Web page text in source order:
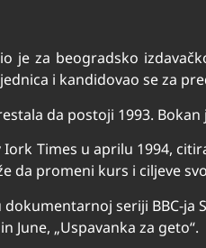
je za beogradsko
i kandidovao se za
da postoji 1993.
Iork Times u aprilu 1994,
da promeni kurs i ciljeve
seriji BBC-ja
June, „Uspavanka za geto“.